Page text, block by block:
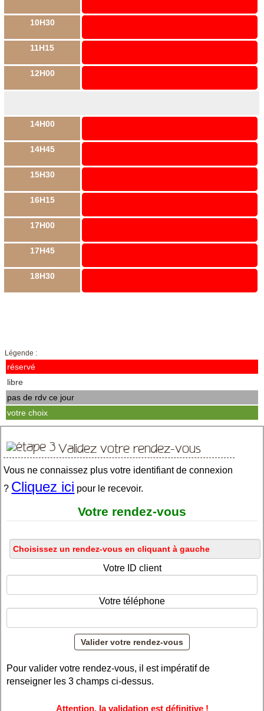
10H30
11H15
12H00
14H00
14H45
15H30
16H15
17H00
17H45
18H30
Légende :
réservé
libre
pas de rdv ce jour
votre choix
Validez votre rendez-vous
Vous ne connaissez plus votre identifiant de connexion
? Cliquez ici pour le recevoir.
Votre rendez-vous
Votre ID client
Votre téléphone
Pour valider votre rendez-vous, il est impératif de
renseigner les 3 champs ci-dessus.
Attention, la validation est définitive !